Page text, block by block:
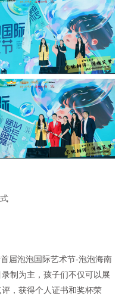
届泡泡国际艺术节-泡泡海南
制为主，孩子们不仅可以展
，获得个人证书和奖杯荣